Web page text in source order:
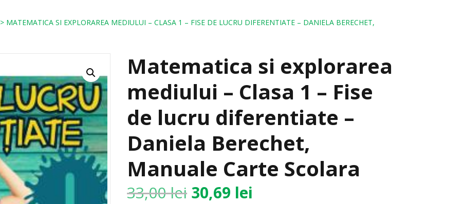
> MATEMATICA SI EXPLORAREA MEDIULUI – CLASA 1 – FISE DE LUCRU DIFERENTIATE – DANIELA BERECHET,
Matematica si explorarea
mediului – Clasa 1 – Fise
de lucru diferentiate –
Daniela Berechet,
Manuale Carte Scolara
33,00lei 30,69 lei